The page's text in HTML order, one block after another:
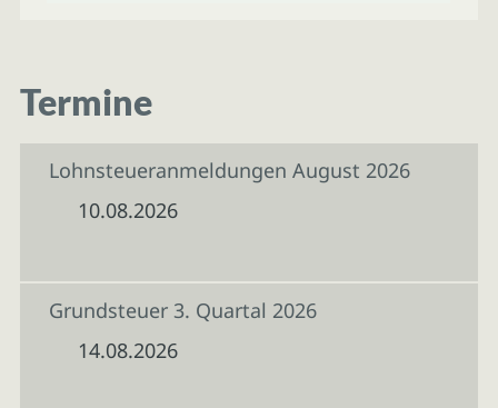
Termine
Lohnsteueranmeldungen August 2026
10.08.2026
Grundsteuer 3. Quartal 2026
14.08.2026